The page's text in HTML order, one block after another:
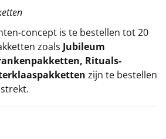
-concept is te bestellen tot 20
zoals Jubileum
, Rituals-
zijn te bestellen